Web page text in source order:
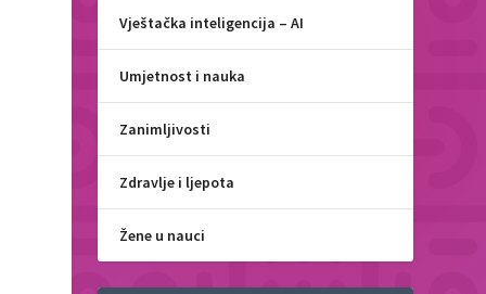
Vještačka inteligencija – AI
Umjetnost i nauka
Zanimljivosti
Zdravlje i ljepota
Žene u nauci